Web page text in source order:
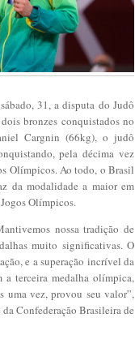
31, a disputa do Judô
bronzes conquistados no
Cargnin (66kg), o judô
pela décima vez
Olímpicos. Ao todo, o Brasil
da modalidade a maior em
Olímpicos.
nossa tradição de
muito significativas. O
e a superação incrível da
terceira medalha olímpica,
vez, provou seu valor”,
Confederação Brasileira de